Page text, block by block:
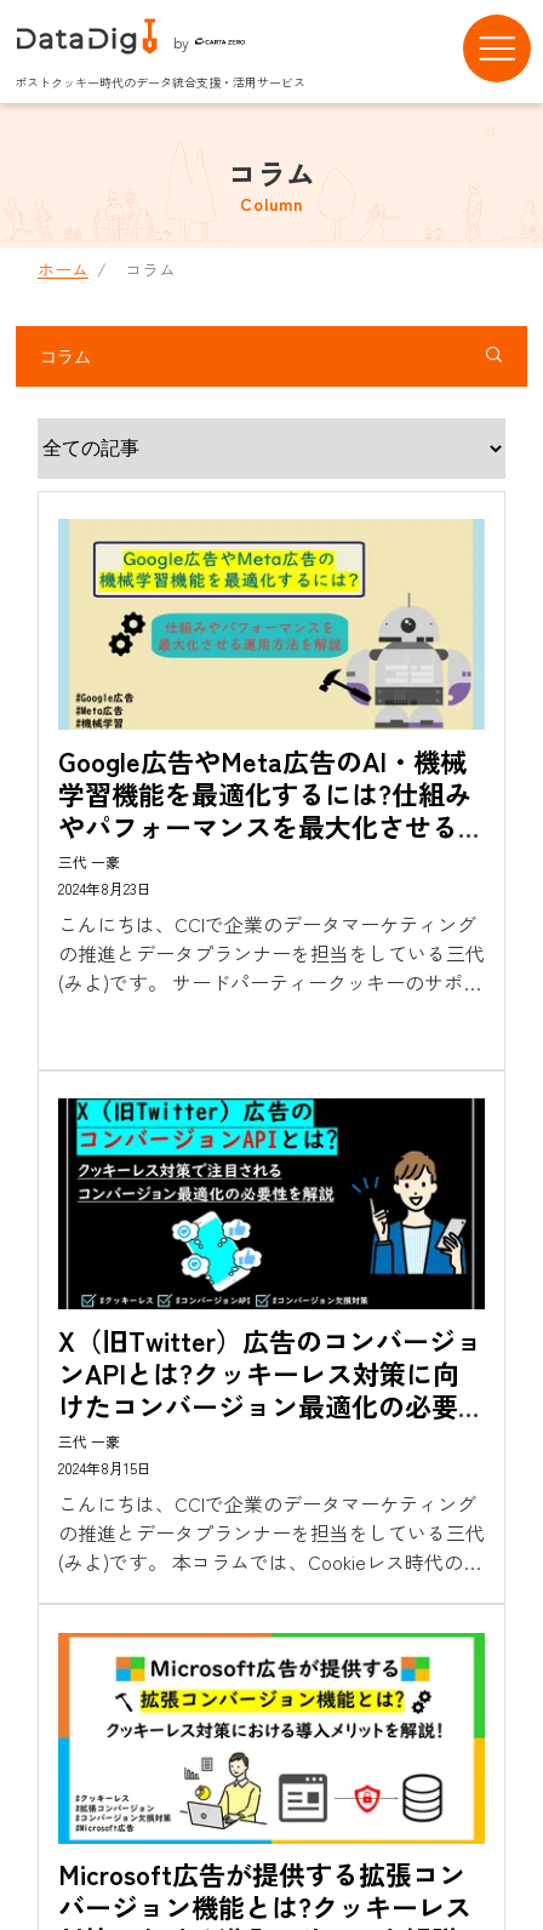
by
ポストクッキー時代のデータ統合支援・活用サービス
コラム
Column
ホーム コラム
コラム
Google広告やMeta広告のAI・機械
学習機能を最適化するには?仕組み
やパフォーマンスを最大化させる運
用方法を解説
三代 一豪
2024年8月23日
こんにちは、CCIで企業のデータマーケティング
の推進とデータプランナーを担当をしている三代
(みよ)です。 サードパーティークッキーのサポー
す。...
X（旧Twitter）広告のコンバージョ
ンAPIとは?クッキーレス対策に向
けたコンバージョン最適化の必要性
を解説
三代 一豪
2024年8月15日
こんにちは、CCIで企業のデータマーケティング
の推進とデータプランナーを担当をしている三代
(みよ)です。 本コラムでは、Cookieレス時代のコ
その特徴を解説しております。...
Microsoft広告が提供する拡張コン
バージョン機能とは?クッキーレス